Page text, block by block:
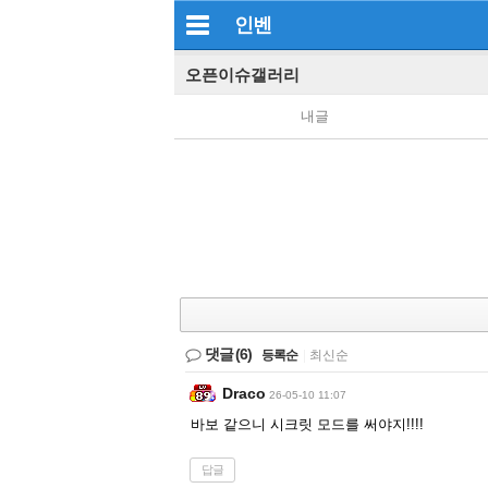
인벤
오픈이슈갤러리
내글
댓글(6) 등록순 최신순
Draco 26-05-10 11:07
바보 같으니 시크릿 모드를 써야지!!!!
답글